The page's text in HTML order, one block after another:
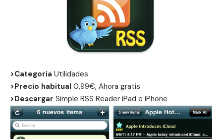
>Categoria Utilidades
>Precio habitual 0,99€, Ahora gratis
>Descargar Simple RSS Reader iPad e iPhone